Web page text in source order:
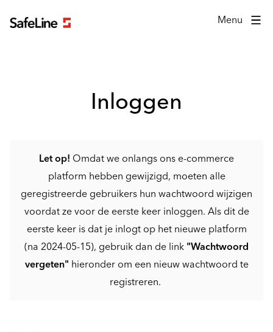
Menu
Inloggen
Let op! Omdat we onlangs ons e-commerce
platform hebben gewijzigd, moeten alle
geregistreerde gebruikers hun wachtwoord wijzigen
voordat ze voor de eerste keer inloggen. Als dit de
eerste keer is dat je inlogt op het nieuwe platform
(na 2024-05-15), gebruik dan de link "Wachtwoord
vergeten" hieronder om een nieuw wachtwoord te
registreren.
Inlogformulier